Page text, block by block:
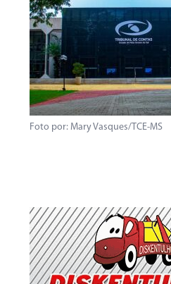
Foto por: Mary Vasques/TCE-MS